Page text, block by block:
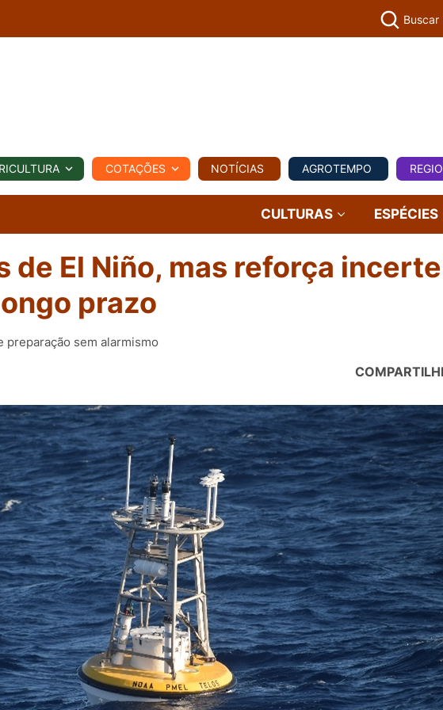
AGROTEMPO REGIONAL COMERCIAL AGROVIAGENS
Buscar
COTAÇÕES NOTÍCIAS AGROTEMPO
CULTURAS ESPÉCIES
de El Niño, mas reforça
prazo
preparação sem alarmismo